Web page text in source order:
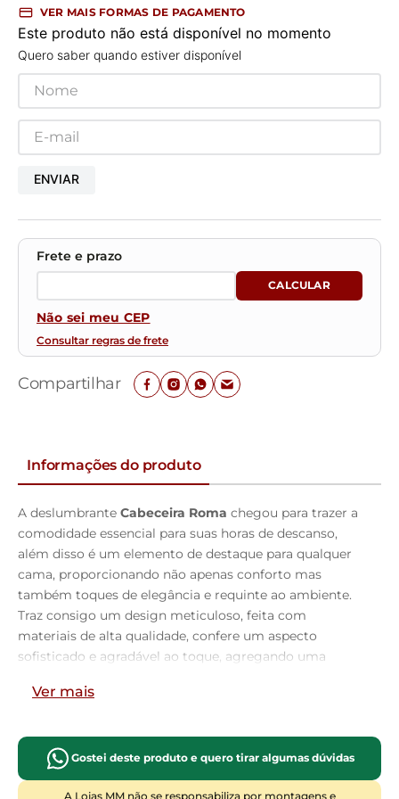
VER MAIS FORMAS DE PAGAMENTO
Este produto não está disponível no momento
Quero saber quando estiver disponível
ENVIAR
Não sei meu CEP
Consultar regras de frete
Compartilhar
Informações do produto
A deslumbrante Cabeceira Roma chegou para trazer a
comodidade essencial para suas horas de descanso,
além disso é um elemento de destaque para qualquer
cama, proporcionando não apenas conforto mas
também toques de elegância e requinte ao ambiente.
Traz consigo um design meticuloso, feita com
materiais de alta qualidade, confere um aspecto
sofisticado e agradável ao toque, agregando uma
em costura rebatida que trazem o acabamento
charme do seu quarto. Seja lendo, assistindo TV ou
simplesmente descansando, a superfície estofada lhe
proporciona um conforto excepcional! Uma declaração
Ver mais
Gostei deste produto e quero tirar algumas dúvidas
A Lojas MM não se responsabiliza por montagens e